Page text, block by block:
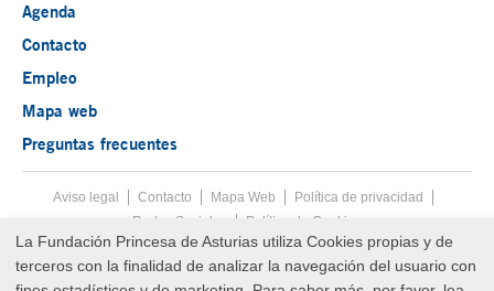
Agenda
Contacto
Empleo
Mapa web
Preguntas frecuentes
Menú pie
Aviso legal Tecla de acceso 8
Contacto Mapa Web
Política de privacidad
Redes Sociales
Política de Cookies
Fin menú pie
© Copyright Fri Aug 07 11:59:08 UTC 2026 Fundación Princesa de
Asturias
La Fundación Princesa de Asturias utiliza Cookies propias y de
terceros con la finalidad de analizar la navegación del usuario con